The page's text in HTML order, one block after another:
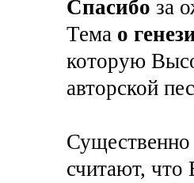
Спасибо за
Тема о
которую
авторской
считают, что